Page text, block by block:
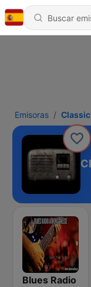
Emisoras
Blues Radio